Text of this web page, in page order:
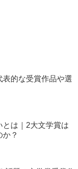
的な受賞作品や選
は｜2大文学賞は
？